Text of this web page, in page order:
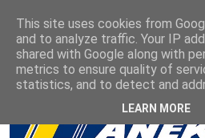
This site uses cookies from
and to analyze traffic. Your IP
shared with Google along with
metrics to ensure quality of
statistics, and to detect and
LEARN MORE